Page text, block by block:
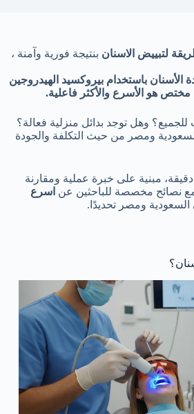
لتبييض الاسنان بنتيجة فورية وآمنة ،
الأسنان باستخدام بيروكسيد الهيدروجين
هو الأسرع والأكثر فاعلية.
وهل توجد بدائل منزلية فعالة؟
ومصر من حيث التكلفة والجودة
مبنية على خبرة عملية ومقارنة
نصائح مخصصة للباحثين عن اسرع
ومصر تحديدًا.